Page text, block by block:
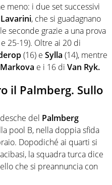
meno: i due set successivi
Lavarini, che si guadagnano
seconde grazie a una prova
25-19). Oltre ai 20 di
(16) e Sylla (14), mentre
Markova e i 16 di Van Ryk.
il Palmberg. Sullo
del Palmberg
pool B, nella doppia sfida
Dopodiché ai quarti si
la squadra turca dice
che si preannuncia con